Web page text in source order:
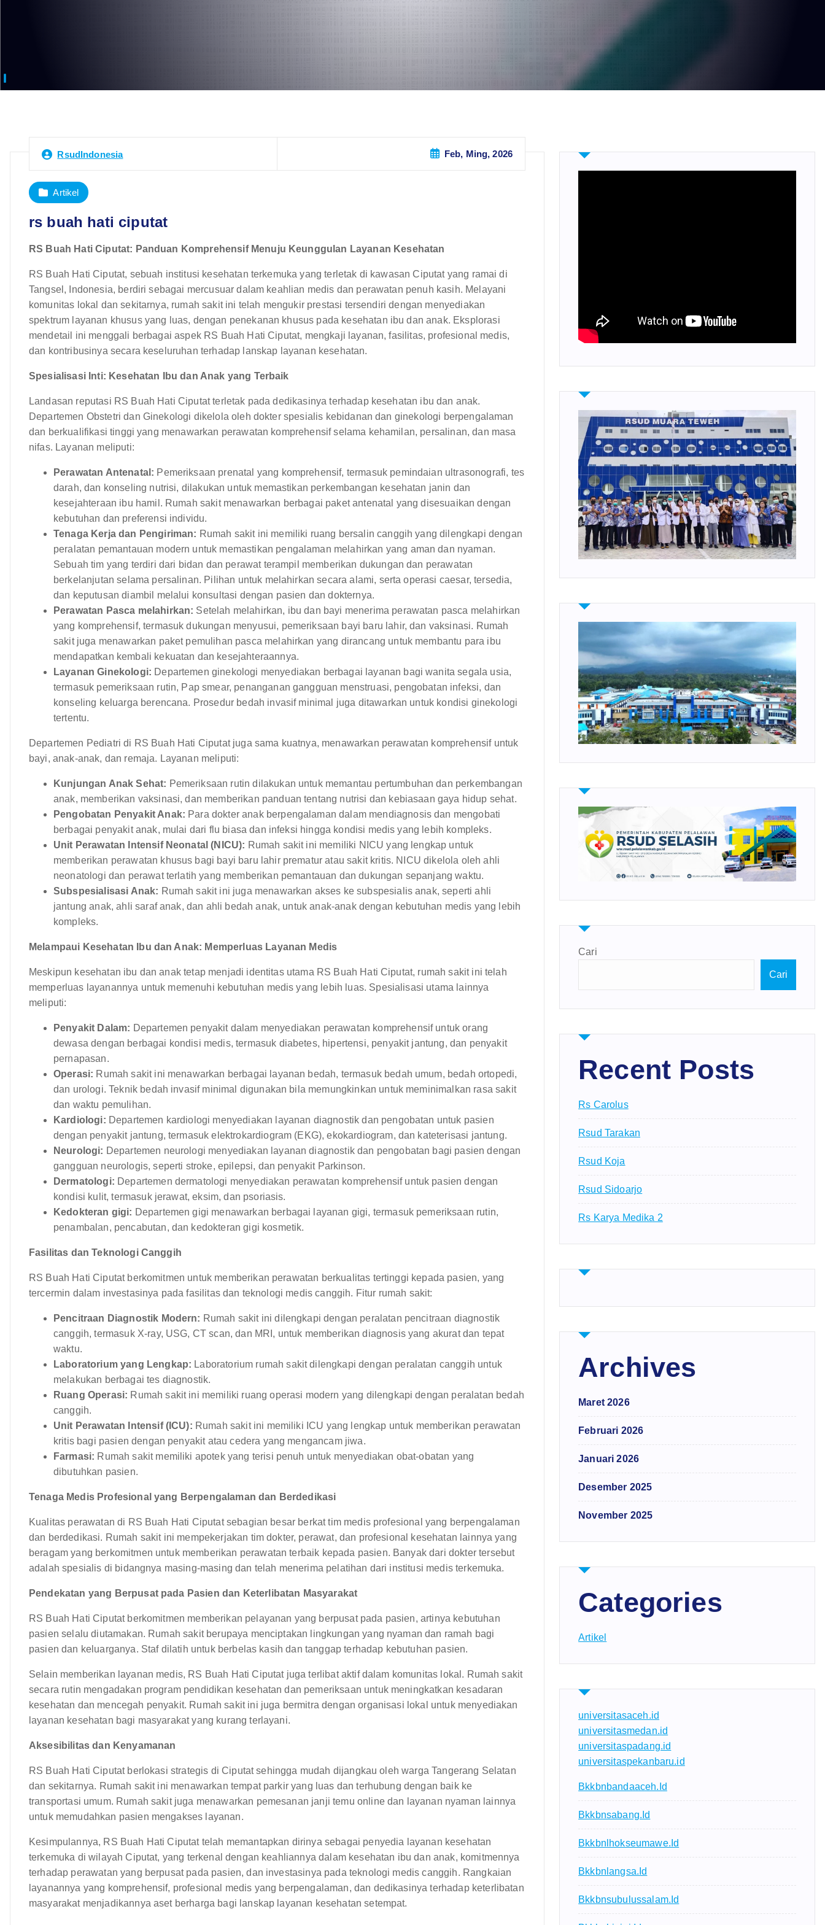
RsudIndonesia Feb, Ming, 2026
Artikel
rs buah hati ciputat
RS Buah Hati Ciputat: Panduan Komprehensif Menuju Keunggulan Layanan Kesehatan
RS Buah Hati Ciputat, sebuah institusi kesehatan terkemuka yang terletak di kawasan Ciputat yang ramai di
Tangsel, Indonesia, berdiri sebagai mercusuar dalam keahlian medis dan perawatan penuh kasih. Melayani
komunitas lokal dan sekitarnya, rumah sakit ini telah mengukir prestasi tersendiri dengan menyediakan
spektrum layanan khusus yang luas, dengan penekanan khusus pada kesehatan ibu dan anak. Eksplorasi
mendetail ini menggali berbagai aspek RS Buah Hati Ciputat, mengkaji layanan, fasilitas, profesional medis,
dan kontribusinya secara keseluruhan terhadap lanskap layanan kesehatan.
Spesialisasi Inti: Kesehatan Ibu dan Anak yang Terbaik
Landasan reputasi RS Buah Hati Ciputat terletak pada dedikasinya terhadap kesehatan ibu dan anak.
Departemen Obstetri dan Ginekologi dikelola oleh dokter spesialis kebidanan dan ginekologi berpengalaman
dan berkualifikasi tinggi yang menawarkan perawatan komprehensif selama kehamilan, persalinan, dan masa
nifas. Layanan meliputi:
Perawatan Antenatal: Pemeriksaan prenatal yang komprehensif, termasuk pemindaian ultrasonografi, tes
darah, dan konseling nutrisi, dilakukan untuk memastikan perkembangan kesehatan janin dan
kesejahteraan ibu hamil. Rumah sakit menawarkan berbagai paket antenatal yang disesuaikan dengan
kebutuhan dan preferensi individu.
Tenaga Kerja dan Pengiriman: Rumah sakit ini memiliki ruang bersalin canggih yang dilengkapi dengan
peralatan pemantauan modern untuk memastikan pengalaman melahirkan yang aman dan nyaman.
Sebuah tim yang terdiri dari bidan dan perawat terampil memberikan dukungan dan perawatan
berkelanjutan selama persalinan. Pilihan untuk melahirkan secara alami, serta operasi caesar, tersedia,
dan keputusan diambil melalui konsultasi dengan pasien dan dokternya.
Perawatan Pasca melahirkan: Setelah melahirkan, ibu dan bayi menerima perawatan pasca melahirkan
yang komprehensif, termasuk dukungan menyusui, pemeriksaan bayi baru lahir, dan vaksinasi. Rumah
sakit juga menawarkan paket pemulihan pasca melahirkan yang dirancang untuk membantu para ibu
mendapatkan kembali kekuatan dan kesejahteraannya.
Layanan Ginekologi: Departemen ginekologi menyediakan berbagai layanan bagi wanita segala usia,
termasuk pemeriksaan rutin, Pap smear, penanganan gangguan menstruasi, pengobatan infeksi, dan
konseling keluarga berencana. Prosedur bedah invasif minimal juga ditawarkan untuk kondisi ginekologi
tertentu.
Departemen Pediatri di RS Buah Hati Ciputat juga sama kuatnya, menawarkan perawatan komprehensif untuk
bayi, anak-anak, dan remaja. Layanan meliputi:
Kunjungan Anak Sehat: Pemeriksaan rutin dilakukan untuk memantau pertumbuhan dan perkembangan
anak, memberikan vaksinasi, dan memberikan panduan tentang nutrisi dan kebiasaan gaya hidup sehat.
Pengobatan Penyakit Anak: Para dokter anak berpengalaman dalam mendiagnosis dan mengobati
berbagai penyakit anak, mulai dari flu biasa dan infeksi hingga kondisi medis yang lebih kompleks.
Unit Perawatan Intensif Neonatal (NICU): Rumah sakit ini memiliki NICU yang lengkap untuk
memberikan perawatan khusus bagi bayi baru lahir prematur atau sakit kritis. NICU dikelola oleh ahli
neonatologi dan perawat terlatih yang memberikan pemantauan dan dukungan sepanjang waktu.
Subspesialisasi Anak: Rumah sakit ini juga menawarkan akses ke subspesialis anak, seperti ahli
jantung anak, ahli saraf anak, dan ahli bedah anak, untuk anak-anak dengan kebutuhan medis yang lebih
kompleks.
Melampaui Kesehatan Ibu dan Anak: Memperluas Layanan Medis
Meskipun kesehatan ibu dan anak tetap menjadi identitas utama RS Buah Hati Ciputat, rumah sakit ini telah
memperluas layanannya untuk memenuhi kebutuhan medis yang lebih luas. Spesialisasi utama lainnya
meliputi:
Penyakit Dalam: Departemen penyakit dalam menyediakan perawatan komprehensif untuk orang
dewasa dengan berbagai kondisi medis, termasuk diabetes, hipertensi, penyakit jantung, dan penyakit
pernapasan.
Operasi: Rumah sakit ini menawarkan berbagai layanan bedah, termasuk bedah umum, bedah ortopedi,
dan urologi. Teknik bedah invasif minimal digunakan bila memungkinkan untuk meminimalkan rasa sakit
dan waktu pemulihan.
Kardiologi: Departemen kardiologi menyediakan layanan diagnostik dan pengobatan untuk pasien
dengan penyakit jantung, termasuk elektrokardiogram (EKG), ekokardiogram, dan kateterisasi jantung.
Neurologi: Departemen neurologi menyediakan layanan diagnostik dan pengobatan bagi pasien dengan
gangguan neurologis, seperti stroke, epilepsi, dan penyakit Parkinson.
Dermatologi: Departemen dermatologi menyediakan perawatan komprehensif untuk pasien dengan
kondisi kulit, termasuk jerawat, eksim, dan psoriasis.
Kedokteran gigi: Departemen gigi menawarkan berbagai layanan gigi, termasuk pemeriksaan rutin,
penambalan, pencabutan, dan kedokteran gigi kosmetik.
Fasilitas dan Teknologi Canggih
RS Buah Hati Ciputat berkomitmen untuk memberikan perawatan berkualitas tertinggi kepada pasien, yang
tercermin dalam investasinya pada fasilitas dan teknologi medis canggih. Fitur rumah sakit:
Pencitraan Diagnostik Modern: Rumah sakit ini dilengkapi dengan peralatan pencitraan diagnostik
canggih, termasuk X-ray, USG, CT scan, dan MRI, untuk memberikan diagnosis yang akurat dan tepat
waktu.
Laboratorium yang Lengkap: Laboratorium rumah sakit dilengkapi dengan peralatan canggih untuk
melakukan berbagai tes diagnostik.
Ruang Operasi: Rumah sakit ini memiliki ruang operasi modern yang dilengkapi dengan peralatan bedah
canggih.
Unit Perawatan Intensif (ICU): Rumah sakit ini memiliki ICU yang lengkap untuk memberikan perawatan
kritis bagi pasien dengan penyakit atau cedera yang mengancam jiwa.
Farmasi: Rumah sakit memiliki apotek yang terisi penuh untuk menyediakan obat-obatan yang
dibutuhkan pasien.
Tenaga Medis Profesional yang Berpengalaman dan Berdedikasi
Kualitas perawatan di RS Buah Hati Ciputat sebagian besar berkat tim medis profesional yang berpengalaman
dan berdedikasi. Rumah sakit ini mempekerjakan tim dokter, perawat, dan profesional kesehatan lainnya yang
beragam yang berkomitmen untuk memberikan perawatan terbaik kepada pasien. Banyak dari dokter tersebut
adalah spesialis di bidangnya masing-masing dan telah menerima pelatihan dari institusi medis terkemuka.
Pendekatan yang Berpusat pada Pasien dan Keterlibatan Masyarakat
RS Buah Hati Ciputat berkomitmen memberikan pelayanan yang berpusat pada pasien, artinya kebutuhan
pasien selalu diutamakan. Rumah sakit berupaya menciptakan lingkungan yang nyaman dan ramah bagi
pasien dan keluarganya. Staf dilatih untuk berbelas kasih dan tanggap terhadap kebutuhan pasien.
Selain memberikan layanan medis, RS Buah Hati Ciputat juga terlibat aktif dalam komunitas lokal. Rumah sakit
secara rutin mengadakan program pendidikan kesehatan dan pemeriksaan untuk meningkatkan kesadaran
kesehatan dan mencegah penyakit. Rumah sakit ini juga bermitra dengan organisasi lokal untuk menyediakan
layanan kesehatan bagi masyarakat yang kurang terlayani.
Aksesibilitas dan Kenyamanan
RS Buah Hati Ciputat berlokasi strategis di Ciputat sehingga mudah dijangkau oleh warga Tangerang Selatan
dan sekitarnya. Rumah sakit ini menawarkan tempat parkir yang luas dan terhubung dengan baik ke
transportasi umum. Rumah sakit juga menawarkan pemesanan janji temu online dan layanan nyaman lainnya
untuk memudahkan pasien mengakses layanan.
Kesimpulannya, RS Buah Hati Ciputat telah memantapkan dirinya sebagai penyedia layanan kesehatan
terkemuka di wilayah Ciputat, yang terkenal dengan keahliannya dalam kesehatan ibu dan anak, komitmennya
terhadap perawatan yang berpusat pada pasien, dan investasinya pada teknologi medis canggih. Rangkaian
layanannya yang komprehensif, profesional medis yang berpengalaman, dan dedikasinya terhadap keterlibatan
masyarakat menjadikannya aset berharga bagi lanskap layanan kesehatan setempat.
Cari
Cari
Recent Posts
Rs Carolus
Rsud Tarakan
Rsud Koja
Rsud Sidoarjo
Rs Karya Medika 2
Archives
Maret 2026
Februari 2026
Januari 2026
Desember 2025
November 2025
Categories
Artikel
universitasaceh.id
universitasmedan.id
universitaspadang.id
universitaspekanbaru.id
Bkkbnbandaaceh.id
Bkkbnsabang.id
Bkkbnlhokseumawe.id
Bkkbnlangsa.id
Bkkbnsubulussalam.id